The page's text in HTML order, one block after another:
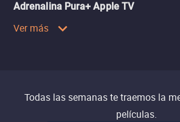
Adrenalina Pura+ Apple TV
Ver más
Todas las semanas te traemos la
películas.